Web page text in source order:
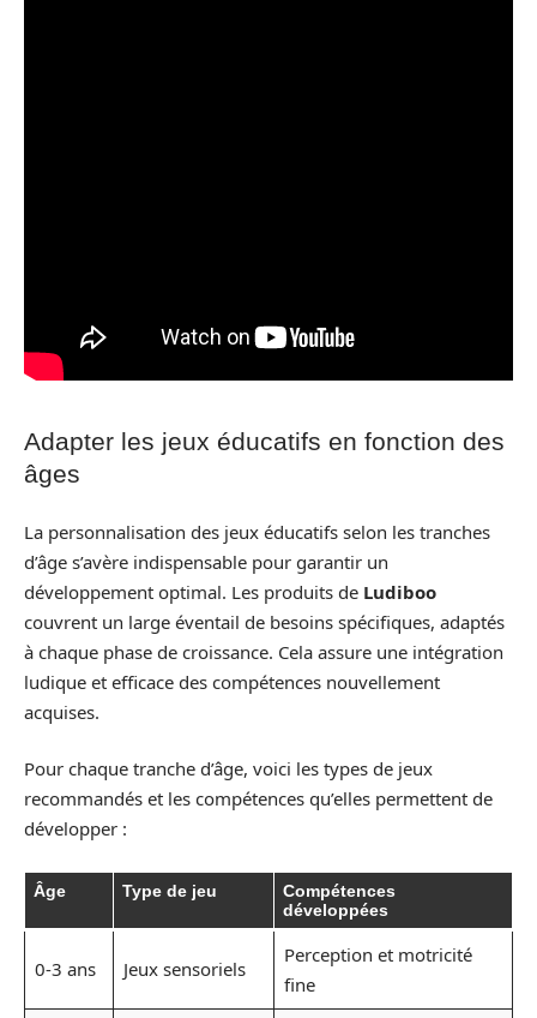
Adapter les jeux éducatifs en fonction des
âges
La personnalisation des jeux éducatifs selon les tranches
d’âge s’avère indispensable pour garantir un
développement optimal. Les produits de Ludiboo
couvrent un large éventail de besoins spécifiques, adaptés
à chaque phase de croissance. Cela assure une intégration
ludique et efficace des compétences nouvellement
acquises.
Pour chaque tranche d’âge, voici les types de jeux
recommandés et les compétences qu’elles permettent de
développer :
Âge Type de jeu
Compétences
développées
0-3 ans Jeux sensoriels
Perception et motricité
fine